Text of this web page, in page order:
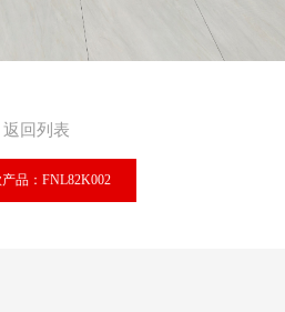
返回列表
品：FNL82K002